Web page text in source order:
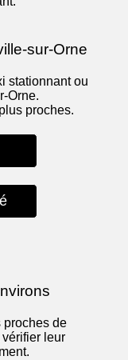
sur-Orne
stationnant ou
Orne.
proches.
proches de
leur